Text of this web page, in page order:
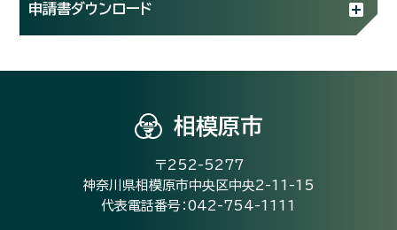
申請書ダウンロード
相模原市
〒252-5277
神奈川県相模原市中央区中央2-11-15
代表電話番号：042-754-1111